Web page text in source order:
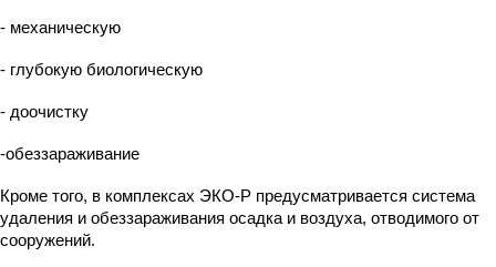
- механическую
- глубокую биологическую
- доочистку
-обеззараживание
Кроме того, в комплексах ЭКО-Р предусматривается система
удаления и обеззараживания осадка и воздуха, отводимого от
сооружений.